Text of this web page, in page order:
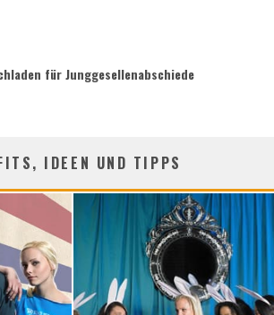
für Junggesellenabschiede
IDEEN UND TIPPS